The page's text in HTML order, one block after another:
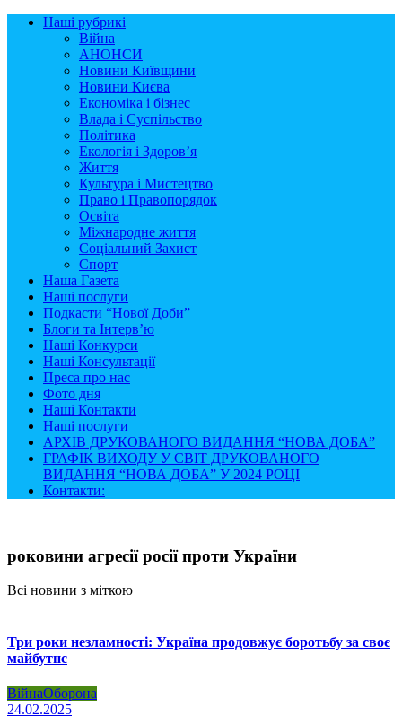
Наші рубрикі
Війна
АНОНСИ
Новини Київщини
Новини Києва
Економіка і бізнес
Влада і Суспільство
Політика
Екологія і Здоров’я
Життя
Культура і Мистецтво
Право і Правопорядок
Освіта
Міжнародне життя
Соціальний Захист
Спорт
Наша Газета
Наші послуги
Подкасти “Нової Доби”
Блоги та Інтерв’ю
Наші Конкурси
Наші Консультації
Преса про нас
Фото дня
Наші Контакти
Наші послуги
АРХІВ ДРУКОВАНОГО ВИДАННЯ “НОВА ДОБА”
ГРАФІК ВИХОДУ У СВІТ ДРУКОВАНОГО
ВИДАННЯ “НОВА ДОБА” У 2024 РОЦІ
Контакти:
роковини агресії росії проти України
Всі новини з міткою
Три роки незламності: Україна продовжує боротьбу за своє
майбутнє
ВійнаОборона
24.02.2025